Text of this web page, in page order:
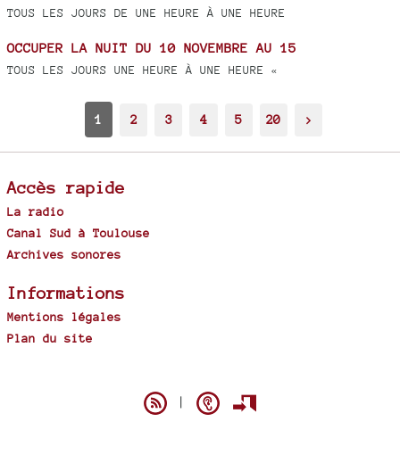
TOUS LES JOURS DE UNE HEURE À UNE HEURE
OCCUPER LA NUIT DU 10 NOVEMBRE AU 15
TOUS LES JOURS UNE HEURE À UNE HEURE «
1 2 3 4 5 20 >
Accès rapide
La radio
Canal Sud à Toulouse
Archives sonores
Informations
Mentions légales
Plan du site
|